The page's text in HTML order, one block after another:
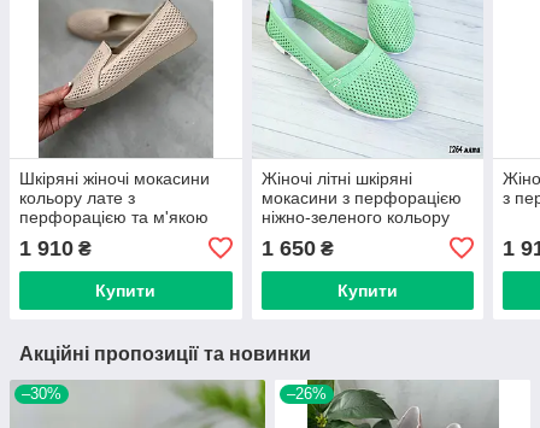
Шкіряні жіночі мокасини
кольору лате з
перфорацією та м'якою
1 910 ₴
Купити
Жіночі літні шкіряні
мокасини з перфорацією
ніжно-зеленого кольору
1 650₴
Купити
з
1
Акційні пропозиції та новинки
–30% –26%